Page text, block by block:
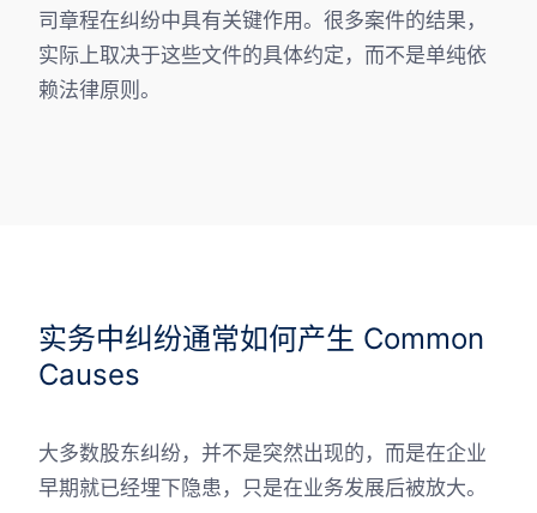
司章程在纠纷中具有关键作用。很多案件的结果，
实际上取决于这些文件的具体约定，而不是单纯依
赖法律原则。
实务中纠纷通常如何产生 Common
Causes
大多数股东纠纷，并不是突然出现的，而是在企业
早期就已经埋下隐患，只是在业务发展后被放大。